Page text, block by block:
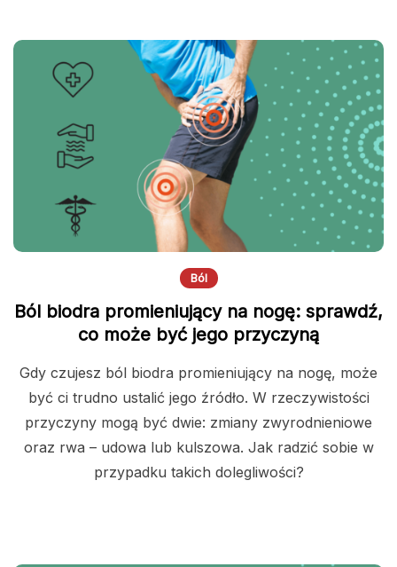
Ból
Ból biodra promieniujący na nogę: sprawdź,
co może być jego przyczyną
Gdy czujesz ból biodra promieniujący na nogę, może
być ci trudno ustalić jego źródło. W rzeczywistości
przyczyny mogą być dwie: zmiany zwyrodnieniowe
oraz rwa – udowa lub kulszowa. Jak radzić sobie w
przypadku takich dolegliwości?